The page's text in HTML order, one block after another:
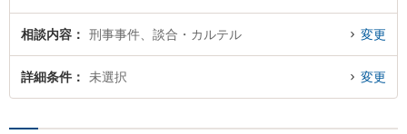
相談内容 刑事事件、談合・カルテル 変更
詳細条件 未選択 変更